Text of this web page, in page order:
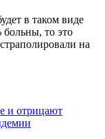
в таком виде
то это
на
и отрицают